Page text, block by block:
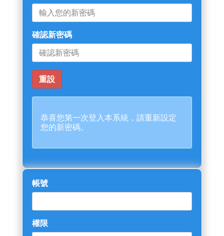
確認新密碼
恭喜您第一次登入本系統，請重新設定
您的新密碼。
帳號
權限